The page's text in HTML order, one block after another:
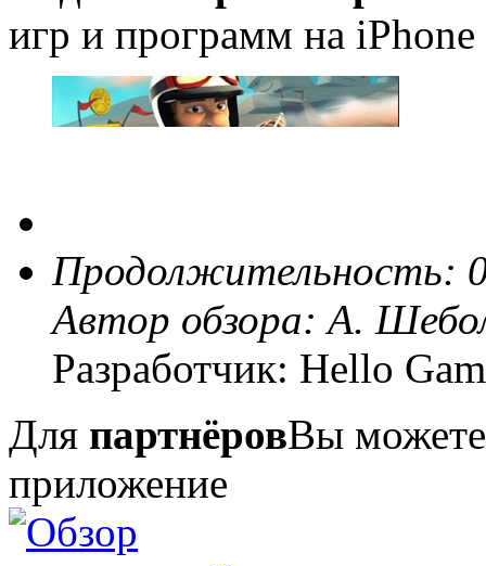
игр и программ на
Продолжительность:
Автор обзора:А.
Разработчик: Hello
Для партнёровВы можете
приложение